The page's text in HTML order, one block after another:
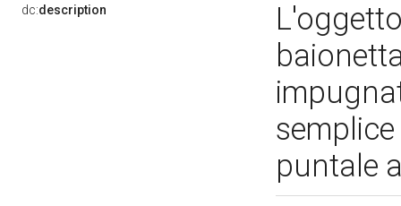
dc:description
puntale